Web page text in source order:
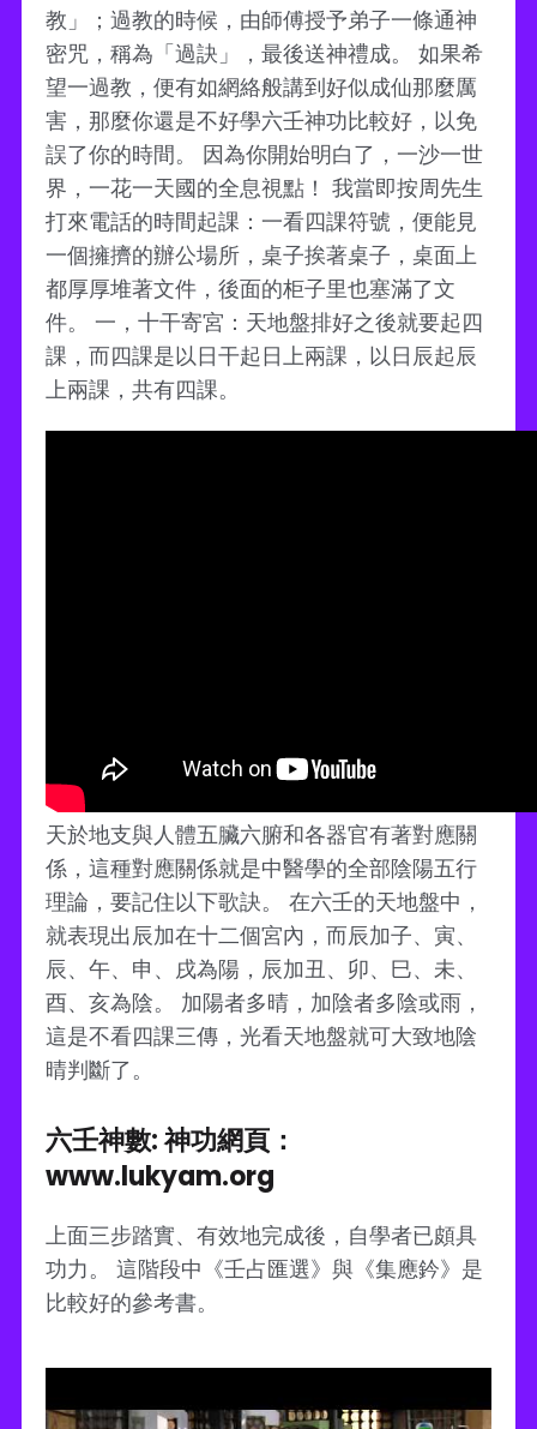
教」；過教的時候，由師傅授予弟子一條通神
密咒，稱為「過訣」，最後送神禮成。 如果希
望一過教，便有如網絡般講到好似成仙那麼厲
害，那麼你還是不好學六壬神功比較好，以免
誤了你的時間。 因為你開始明白了，一沙一世
界，一花一天國的全息視點！ 我當即按周先生
打來電話的時間起課：一看四課符號，便能見
一個擁擠的辦公場所，桌子挨著桌子，桌面上
都厚厚堆著文件，後面的柜子里也塞滿了文
件。 一，十干寄宮：天地盤排好之後就要起四
課，而四課是以日干起日上兩課，以日辰起辰
上兩課，共有四課。
天於地支與人體五臟六腑和各器官有著對應關
係，這種對應關係就是中醫學的全部陰陽五行
理論，要記住以下歌訣。 在六壬的天地盤中，
就表現出辰加在十二個宮內，而辰加子、寅、
辰、午、申、戌為陽，辰加丑、卯、巳、未、
酉、亥為陰。 加陽者多晴，加陰者多陰或雨，
這是不看四課三傳，光看天地盤就可大致地陰
晴判斷了。
六壬神數: 神功網頁：
www.lukyam.org
上面三步踏實、有效地完成後，自學者已頗具
功力。 這階段中《壬占匯選》與《集應鈐》是
比較好的參考書。